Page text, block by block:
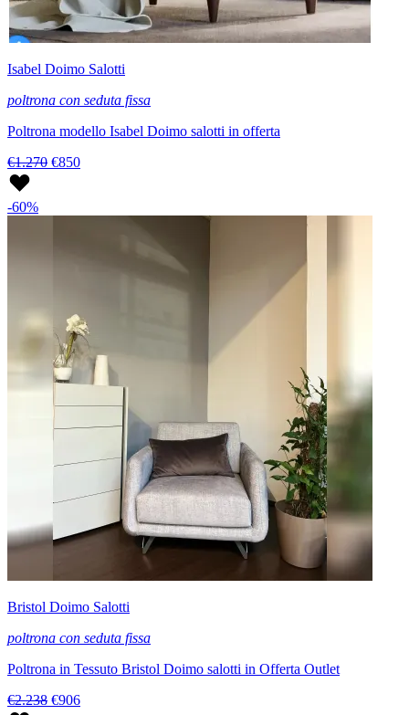
Isabel Doimo Salotti
poltrona con seduta fissa
Poltrona modello Isabel Doimo salotti in offerta
€1.270 €850
-60%
Bristol Doimo Salotti
poltrona con seduta fissa
Poltrona in Tessuto Bristol Doimo salotti in Offerta Outlet
€2.238 €906